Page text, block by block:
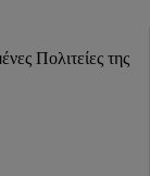
Πολιτείες της